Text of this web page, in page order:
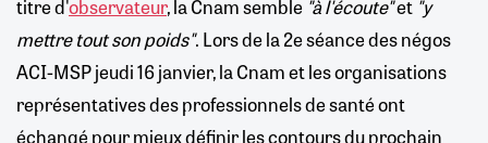
titre d'observateur, la Cnam semble "à l'écoute"et "y
mettre tout son poids". Lors de la 2e séance des négos
ACI-MSP jeudi 16 janvier, la Cnam et les organisations
représentatives des professionnels de santé ont
échangé pour mieux définir les contours du prochain